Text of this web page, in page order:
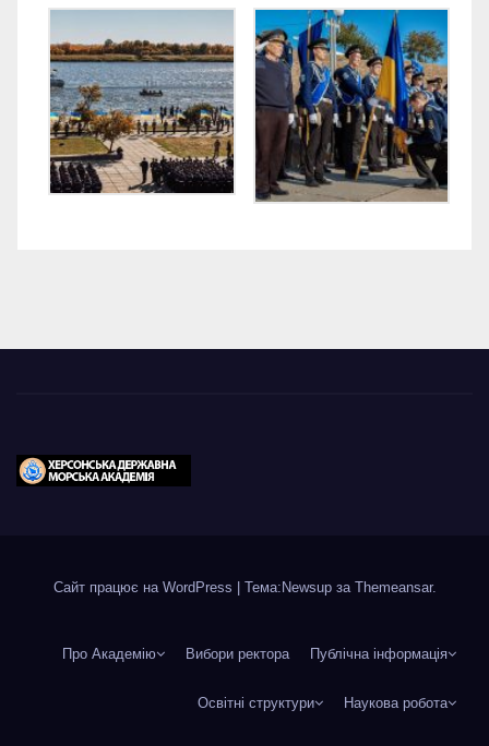
Сайт працює на WordPress Тема:Newsup за Themeansar.
Про Академію Вибори ректора Публічна інформація
Освітні структури Наукова робота